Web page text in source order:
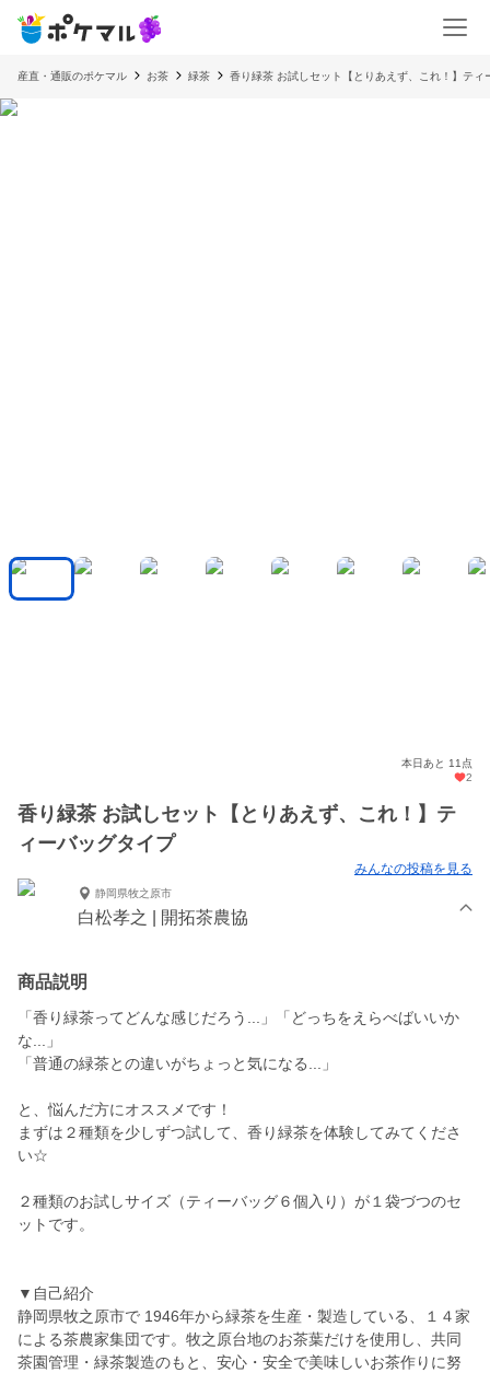
産直・通販のポケマル お茶 緑茶 香り緑茶 お試しセット【とりあえず、これ！】ティ
本日あと 11点
2
香り緑茶 お試しセット【とりあえず、これ！】テ
ィーバッグタイプ
みんなの投稿を見る
静岡県牧之原市
白松孝之 | 開拓茶農協
商品説明
「香り緑茶ってどんな感じだろう...」「どっちをえらべばいいか
な...」
「普通の緑茶との違いがちょっと気になる...」
と、悩んだ方にオススメです！
まずは２種類を少しずつ試して、香り緑茶を体験してみてくださ
い☆
２種類のお試しサイズ（ティーバッグ６個入り）が１袋づつのセ
ットです。
▼自己紹介
静岡県牧之原市で 1946年から緑茶を生産・製造している、１４家
による茶農家集団です。牧之原台地のお茶葉だけを使用し、共同
茶園管理・緑茶製造のもと、安心・安全で美味しいお茶作りに努